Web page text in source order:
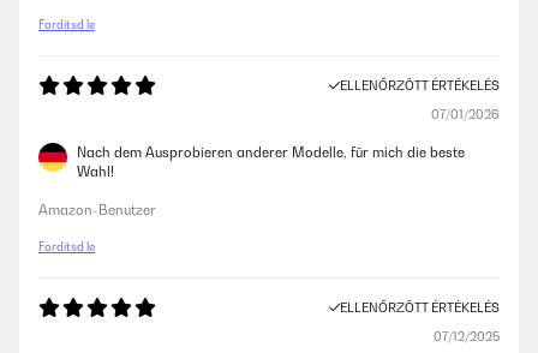
Fordítsd le
ELLENŐRZÖTT ÉRTÉKELÉS
07/01/2026
Nach dem Ausprobieren anderer Modelle, für mich die beste
Wahl!
Amazon-Benutzer
Fordítsd le
ELLENŐRZÖTT ÉRTÉKELÉS
07/12/2025